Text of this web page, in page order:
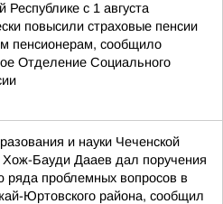
Республике с 1 августа
повысили страховые пенсии
пенсионерам, сообщило
Отделение Социального
и науки Чеченской
Хож-Бауди Дааев дал поручения
ряда проблемных вопросов в
Юртовского района, сообщил